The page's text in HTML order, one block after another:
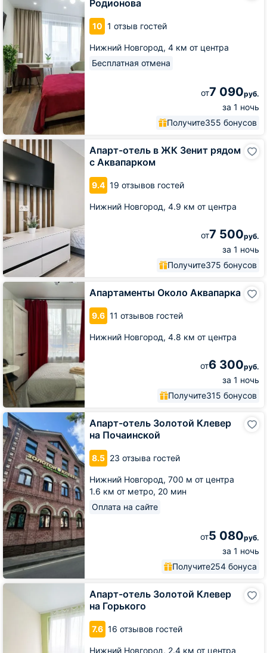
Родионова
10 1 отзыв гостей
Нижний Новгород, 4 км от центра
Бесплатная отмена
от7 090руб.
за 1 ночь
Получите355 бонусов
Родионова
Апарт-отель в ЖК Зенит рядом
с Аквапарком
9.4 19 отзывов гостей
Нижний Новгород, 4.9 км от центра
от7 500руб.
за 1 ночь
Получите375 бонусов
Апарт-
отель
ЖК
Зенит
рядом
Аквапарком
Апартаменты Около Аквапарка
9.6 11 отзывов гостей
Нижний Новгород, 4.8 км от центра
от6 300руб.
за 1 ночь
Получите315 бонусов
Апартаменты
Около
Аквапарка
Апарт-отель Золотой Клевер
на Почаинской
8.5 23 отзыва гостей
Нижний Новгород, 700 м от центра
1.6 км от метро, 20 мин
Оплата на сайте
от5 080руб.
за 1 ночь
Получите254 бонуса
Апарт-
отель
Золотой
Клевер
на
Почаинской
Апарт-отель Золотой Клевер
на Горького
7.6 16 отзывов гостей
Нижний Новгород, 2.4 км от центра
Апарт-